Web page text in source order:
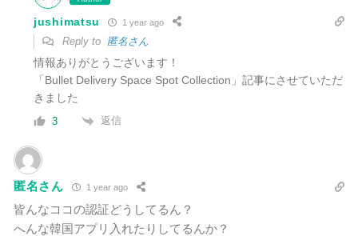
jushimatsu 1 year ago
Reply to 匿名さん
情報ありがとうございます！
「Bullet Delivery Space Spot Collection」記事にさせていただ
きました
3 返信
匿名さん 1 year ago
皆んなココの認証どうしてるん？
へんな韓国アプリ入れたりしてるんか？